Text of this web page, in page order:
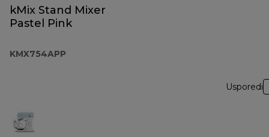
kMix Stand Mixer
Pastel Pink
KMX754APP
Usporedi